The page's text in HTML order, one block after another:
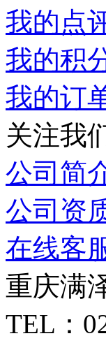
我的点
我的积
我的订
关注我
公司简
公司资
在线客
重庆满
TEL：